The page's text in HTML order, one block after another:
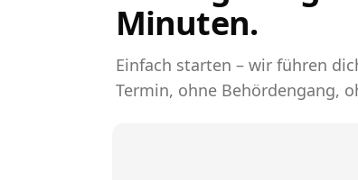
Minuten.
Einfach starten – wir führen
Termin, ohne Behördengang,